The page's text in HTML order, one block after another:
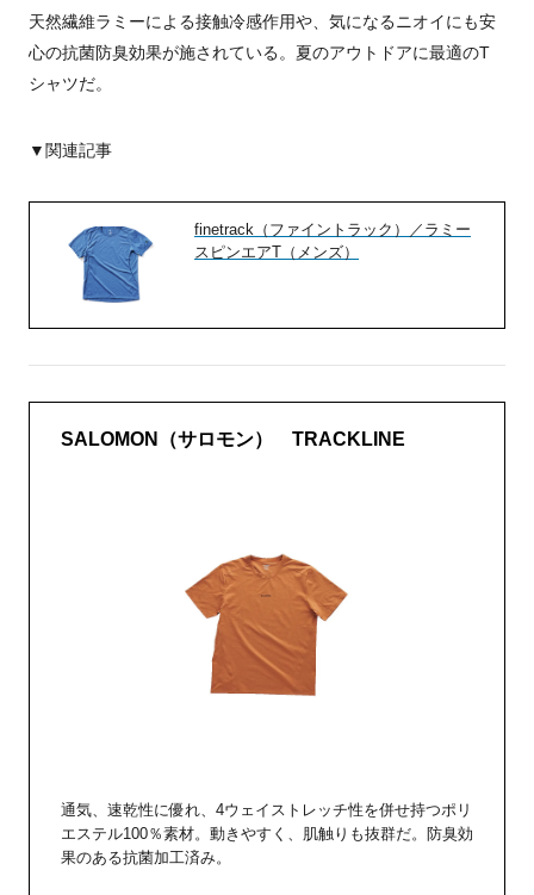
天然繊維ラミーによる接触冷感作用や、気になるニオイにも安
心の抗菌防臭効果が施されている。夏のアウトドアに最適のT
シャツだ。
▼関連記事
finetrack（ファイントラック）／ラミー
スピンエアT（メンズ）
SALOMON（サロモン） TRACKLINE
通気、速乾性に優れ、4ウェイストレッチ性を併せ持つポリ
エステル100％素材。動きやすく、肌触りも抜群だ。防臭効
果のある抗菌加工済み。